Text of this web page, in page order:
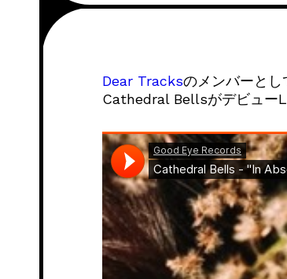
Dear Tracksのメンバーと
Cathedral Bellsがデビュー